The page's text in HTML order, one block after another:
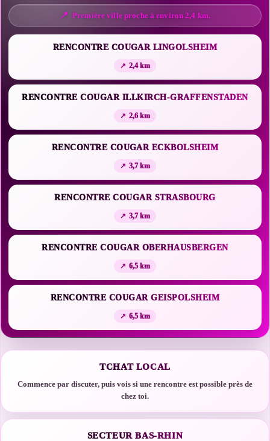
Première ville proche à environ 2,4 km.
RENCONTRE COUGAR LINGOLSHEIM
2,4 km
RENCONTRE COUGAR ILLKIRCH-GRAFFENSTADEN
2,6 km
RENCONTRE COUGAR ECKBOLSHEIM
3,7 km
RENCONTRE COUGAR STRASBOURG
3,7 km
RENCONTRE COUGAR OBERHAUSBERGEN
6,5 km
RENCONTRE COUGAR GEISPOLSHEIM
6,5 km
TCHAT LOCAL
Commence par discuter, puis vois si une rencontre est possible près de
chez toi.
SECTEUR BAS-RHIN